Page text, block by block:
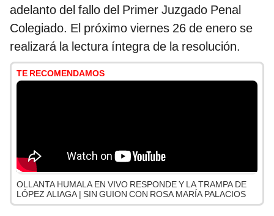
adelanto del fallo del Primer Juzgado Penal
Colegiado. El próximo viernes 26 de enero se
realizará la lectura íntegra de la resolución.
TE RECOMENDAMOS
OLLANTA HUMALA EN VIVO RESPONDE Y LA TRAMPA DE
LÓPEZ ALIAGA | SIN GUION CON ROSA MARÍA PALACIOS